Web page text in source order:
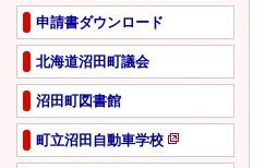
ま
申請書ダウンロード
北海道沼田町議会
沼田町図書館
町立沼田自動車学校
新